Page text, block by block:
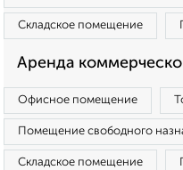
Складское помещение
Аренда
Офисное помещение
Помещение свободного
Складское помещение